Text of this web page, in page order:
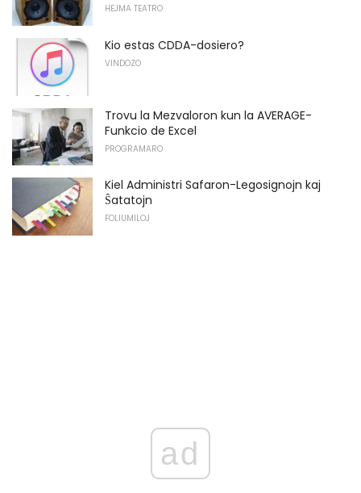
HEJMA TEATRO
Kio estas CDDA-dosiero?
VINDOZO
Trovu la Mezvaloron kun la AVERAGE-
Funkcio de Excel
PROGRAMARO
Kiel Administri Safaron-Legosignojn kaj
Ŝatatojn
FOLIUMILOJ
ad